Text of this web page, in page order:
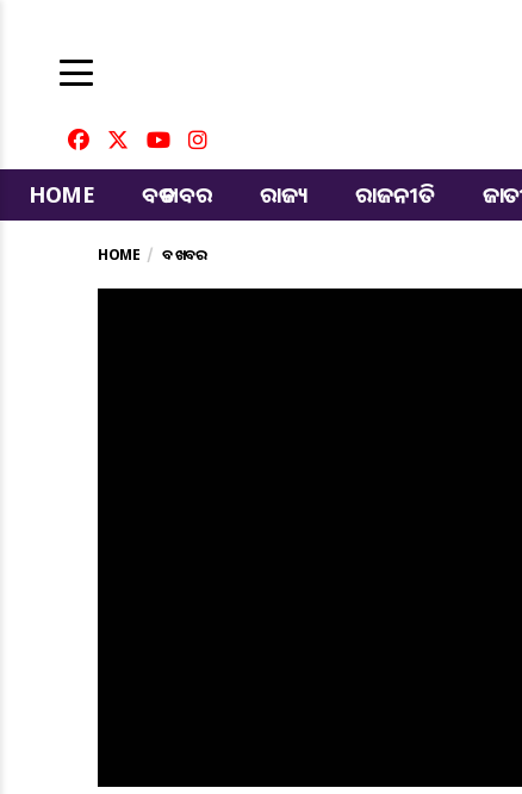
HOME
ବଡ ଖବର ରାଜ୍ୟ ରାଜନୀତି
HOME ବଡ ଖବର